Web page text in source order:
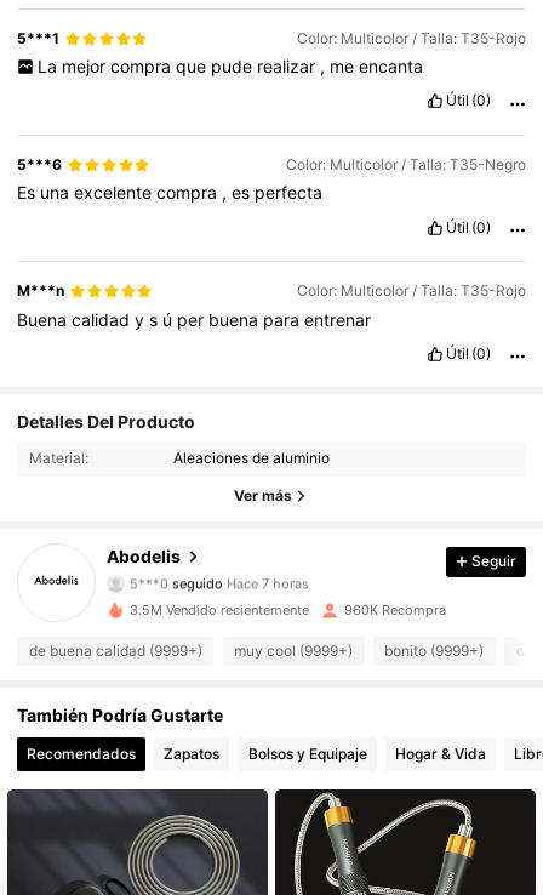
5***1 Color: Multicolor / Talla: T35-Rojo
La mejor compra que pude realizar , me encanta
Útil (0)
5***6 Color: Multicolor / Talla: T35-Negro
Es unaexcelentecompra ,es perfecta
Útil (0)
M***n Color: Multicolor / Talla: T35-Rojo
Buenacalidadys ú per buena paraentrenar
Útil (0)
Detalles Del Producto
Material: Aleaciones de aluminio
Ver más
Abodelis
4,87 37K Seguidores
5***0 seguido Hace 7 horas
37K Seguidores
4,87 37K Seguidores
4,87 37K Seguidores
4,87 37K Seguidores
4,87 37K Seguidores
4,87 37K Seguidores
Seguir
3.5M Vendido recientemente 960K Recompra
de buena calidad (9999+) muy cool (9999+) bonito (9999+)
También Podría Gustarte
Recomendados Zapatos Bolsos y Equipaje Hogar & Vida